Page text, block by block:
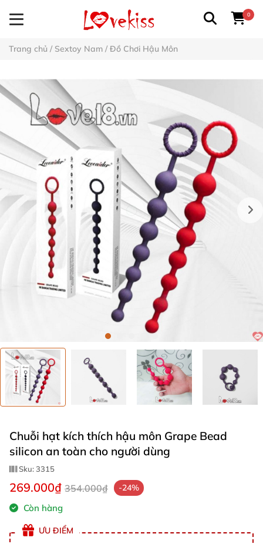
0
Trang chủ / Sextoy Nam / Đồ Chơi Hậu Môn
Chuỗi hạt kích thích hậu môn Grape Bead
silicon an toàn cho người dùng
Sku:3315
269.000₫ 354.000₫ -24%
Còn hàng
ƯU ĐIỂM